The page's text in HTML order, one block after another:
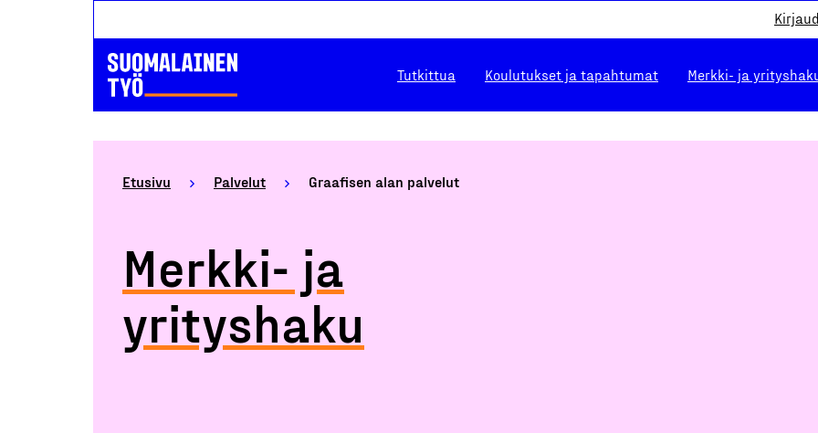
Tutkittua Koulutukset ja tapahtumat Merkki- ja
Etusivu Palvelut Graafisen alan palvelut
Merkki- ja
yrityshaku